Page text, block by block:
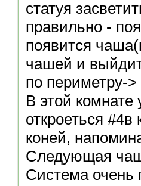
статуя
правильно -
появится
чашей и
по периметру->
В этой комнате
откроеться #4в
коней,
Следующая
Система очень